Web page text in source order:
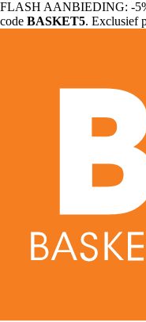
FLASH AANBIEDING: -
code BASKET5. Exclusief